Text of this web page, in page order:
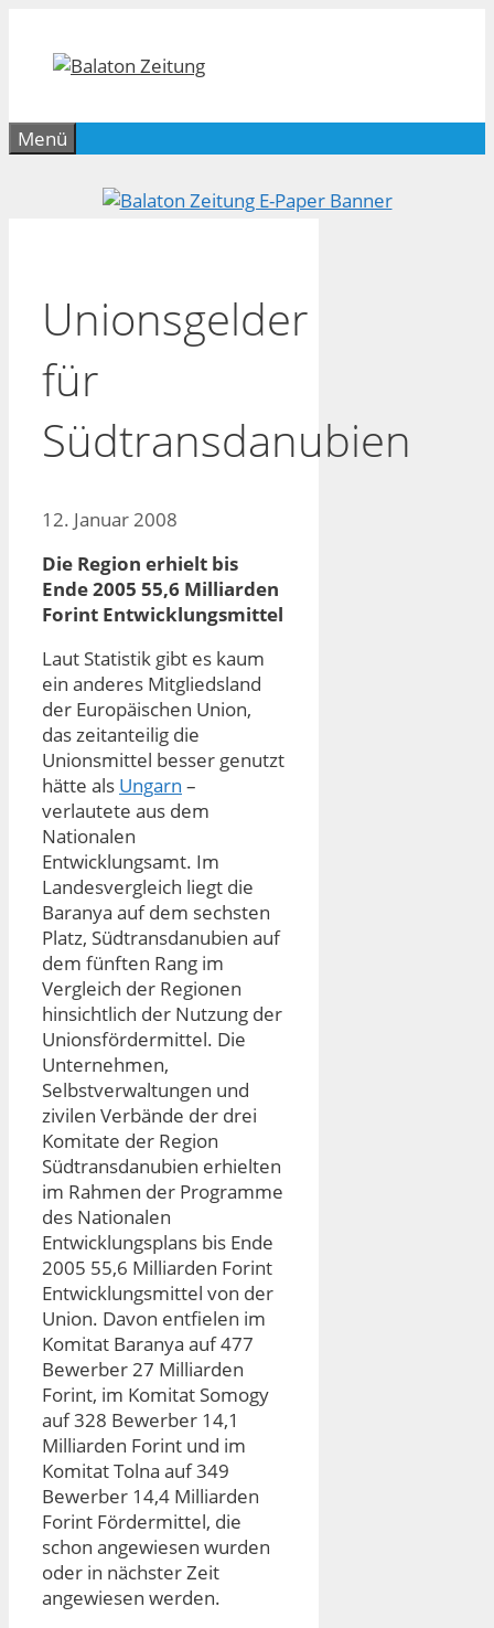
springen
Menü
Unionsgelder
für
Südtransdanubien
12. Januar 2008
Die Region erhielt bis
Ende 2005 55,6 Milliarden
Forint Entwicklungsmittel
Laut Statistik gibt es kaum
ein anderes Mitgliedsland
der Europäischen Union,
das zeitanteilig die
Unionsmittel besser genutzt
hätte als Ungarn –
verlautete aus dem
Nationalen
Entwicklungsamt. Im
Landesvergleich liegt die
Baranya auf dem sechsten
Platz, Südtransdanubien auf
dem fünften Rang im
Vergleich der Regionen
hinsichtlich der Nutzung der
Unionsfördermittel. Die
Unternehmen,
Selbstverwaltungen und
zivilen Verbände der drei
Komitate der Region
Südtransdanubien erhielten
im Rahmen der Programme
des Nationalen
Entwicklungsplans bis Ende
2005 55,6 Milliarden Forint
Entwicklungsmittel von der
Union. Davon entfielen im
Komitat Baranya auf 477
Bewerber 27 Milliarden
Forint, im Komitat Somogy
auf 328 Bewerber 14,1
Milliarden Forint und im
Komitat Tolna auf 349
Bewerber 14,4 Milliarden
Forint Fördermittel, die
schon angewiesen wurden
oder in nächster Zeit
angewiesen werden.